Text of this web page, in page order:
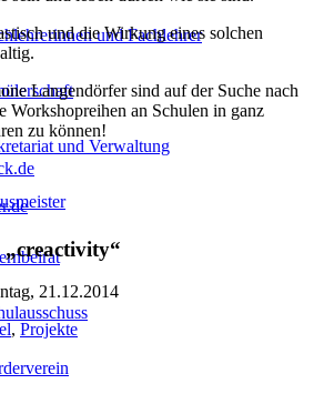
und Fachlehrer
und Verwaltung
und die Wirkung eines solchen
Langendörfer sind auf der Suche nach
Workshopreihen an Schulen in ganz
zu können!
21.12.2014
, Projekte